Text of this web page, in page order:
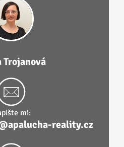
Trojanová
mi:
reality.cz